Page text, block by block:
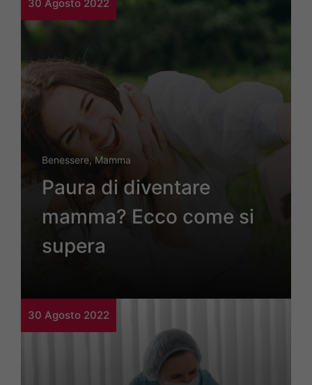
30 Agosto 2022
Benessere,Mamma
Paura di diventare
mamma? Ecco come si
supera
30 Agosto 2022